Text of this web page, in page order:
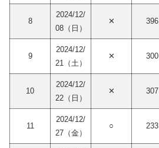
8
2024/12/
08（日）
✕ 396
9
2024/12/
21（土）
✕ 300
10
2024/12/
22（日）
✕ 307
11
2024/12/
27（金）
○ 233